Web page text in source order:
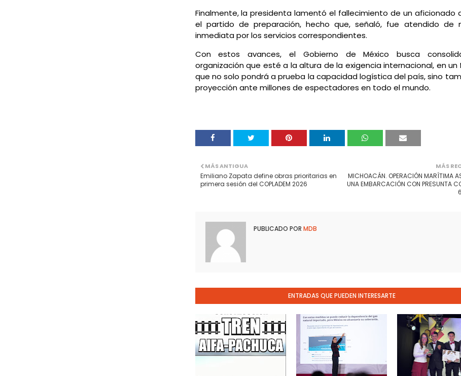
Finalmente, la presidenta lamentó el fallecimiento de un aficionado
el partido de preparación, hecho que, señaló, fue atendido de
inmediata por los servicios correspondientes.
Con estos avances, el Gobierno de México busca
organización que esté a la altura de la exigencia internacional, en un
que no solo pondrá a prueba la capacidad logística del país, sino
proyección ante millones de espectadores en todo el mundo.
MÁS
MICHOACÁN. OPERACIÓN MARÍTIMA
UNA EMBARCACIÓN CON PRESUNTA
MÁS ANTIGUA
Emiliano Zapata define obras prioritarias en
primera sesión del COPLADEM 2026
PUBLICADO POR MDB
ENTRADAS QUE PUEDEN INTERESARTE